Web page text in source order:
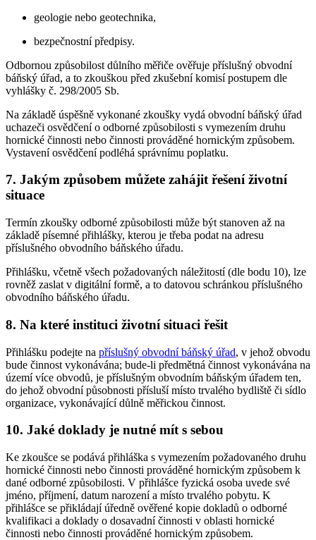
geologie nebo geotechnika,
bezpečnostní předpisy.
Odbornou způsobilost důlního měřiče ověřuje příslušný obvodní
báňský úřad, a to zkouškou před zkušební komisí postupem dle
vyhlášky č. 298/2005 Sb.
Na základě úspěšně vykonané zkoušky vydá obvodní báňský úřad
uchazeči osvědčení o odborné způsobilosti s vymezením druhu
hornické činnosti nebo činnosti prováděné hornickým způsobem.
Vystavení osvědčení podléhá správnímu poplatku.
7. Jakým způsobem můžete zahájit řešení životní
situace
Termín zkoušky odborné způsobilosti může být stanoven až na
základě písemné přihlášky, kterou je třeba podat na adresu
příslušného obvodního báňského úřadu.
Přihlášku, včetně všech požadovaných náležitostí (dle bodu 10), lze
rovněž zaslat v digitální formě, a to datovou schránkou příslušného
obvodního báňského úřadu.
8. Na které instituci životní situaci řešit
Přihlášku podejte na příslušný obvodní báňský úřad, v jehož obvodu
bude činnost vykonávána; bude-li předmětná činnost vykonávána na
území více obvodů, je příslušným obvodním báňským úřadem ten,
do jehož obvodní působnosti přísluší místo trvalého bydliště či sídlo
organizace, vykonávající důlně měřickou činnost.
10. Jaké doklady je nutné mít s sebou
Ke zkoušce se podává přihláška s vymezením požadovaného druhu
hornické činnosti nebo činnosti prováděné hornickým způsobem k
dané odborné způsobilosti. V přihlášce fyzická osoba uvede své
jméno, příjmení, datum narození a místo trvalého pobytu. K
přihlášce se přikládají úředně ověřené kopie dokladů o odborné
kvalifikaci a doklady o dosavadní činnosti v oblasti hornické
činnosti nebo činnosti prováděné hornickým způsobem.